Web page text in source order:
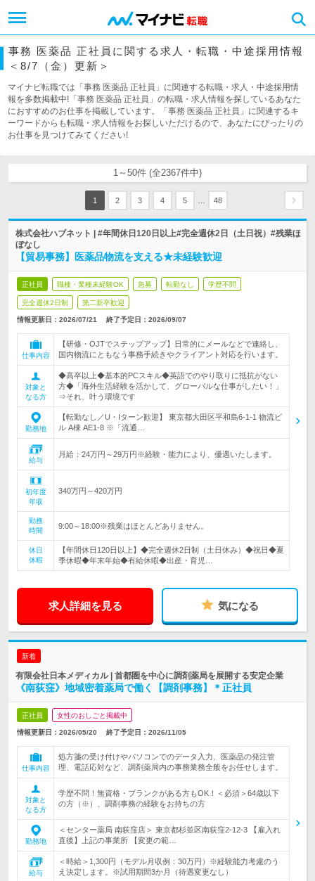
事務 医薬品 正社員に関する求人・転職・中途採用情報
＜8/7（金）更新＞
マイナビ転職では「事務 医薬品 正社員」に関連する転職・求人・中途採用情
報を多数掲載中!「事務 医薬品 正社員」の転職・求人情報を探しているあなた
におすすめのお仕事を掲載しています。「事務 医薬品 正社員」に関連するキ
ーワードからも転職・求人情報をお探しいただけるので、あなたにぴったりの
お仕事を見つけてみてください!
1～50件 (全2367件中)
1 2 3 4 5 48
株式会社ハブネット | #年間休日120日以上#完全週休2日（土日祝）#残業ほ
ぼなし
【貿易事務】医薬品物流を支える★未経験歓迎
正社員 職種・業種未経験OK 急募 転勤なし 学歴不問
完全週休2日制 第二新卒歓迎
情報更新日：2026/07/21 終了予定日： 2026/09/07
仕事内容
【研修・OJTでステップアップ】日常的にメールなどで連絡し、
国内物流にともなう事務手続きやクライアント対応を行います。
対象と
なる方
◆高卒以上◆基本的PCスキル◆英語でのやり取りに抵抗がない
方◆「海外生活経験を活かして、グローバルな仕事がしたい！」
⇒それ、叶う環境です
勤務地
【転勤なし／U・Iターン歓迎】 東京都大田区平和島6-1-1 物流ビ
ル A棟 AE1-8 ※「流通…
給与
月給：24万円～29万円※経験・能力により、優遇いたします。
初年度
年収
340万円～420万円
勤務
時間
9:00～18:00※残業はほとんどありません。
休日
休暇
【年間休日120日以上】◆完全週休2日制（土日休み）◆祝日◆夏
季休暇◆年末年始◆有給休暇◆出産・育児…
求人詳細を見る 気になる
新着
有限会社日本メディカル | 首都圏を中心に調剤薬局を展開する安定企業
《南荻窪》地域密着薬局で働く【調剤事務】＊正社員
正社員 女性のおしごと掲載中
情報更新日：2026/05/20 終了予定日： 2026/11/05
仕事内容
処方箋の受け付けやパソコンでのデータ入力、医薬品の発注管
理、電話応対など、調剤薬局内の事務業務全般をお任せします。
対象と
なる方
学歴不問！無資格・ブランクがある方もOK！＜必須＞64歳以下
の方（※）、調剤事務の経験をお持ちの方
勤務地
＜センター薬局 南荻窪店＞ 東京都杉並区南荻窪2-12-3 【雇入れ
直後】上記の事業所 【変更の範…
給与
＜時給＞1,300円（モデル月収例：30万円）※経験能力考慮のう
え決定します。※試用期間3か月（待遇変更なし）